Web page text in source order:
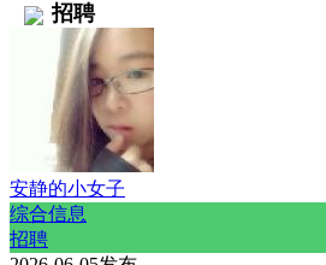
招聘
安静的小女子
综合信息
招聘